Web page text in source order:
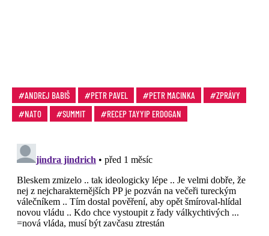
ANDREJ BABIŠ PETR PAVEL PETR MACINKA
ZPRÁVY
NATO
SUMMIT RECEP TAYYIP ERDOGAN